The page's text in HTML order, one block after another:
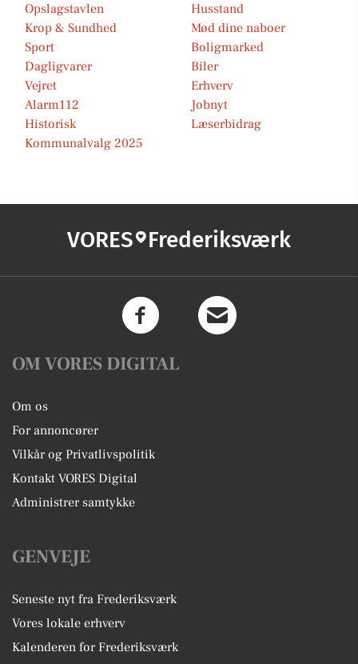
Opslagstavlen
Husstand
Krop & Sundhed
Mød dine naboer
Sport
Boligmarked
Dagligvarer
Biler
Vejret
Erhverv
Alarm112
Jobnyt
Historisk
Læserbidrag
Kommunalvalg 2025
VORES Frederiksværk
OM VORES DIGITAL
Om os
For annoncører
Vilkår og Privatlivspolitik
Kontakt VORES Digital
Administrer samtykke
GENVEJE
Seneste nyt fra Frederiksværk
Vores lokale erhverv
Kalenderen for Frederiksværk